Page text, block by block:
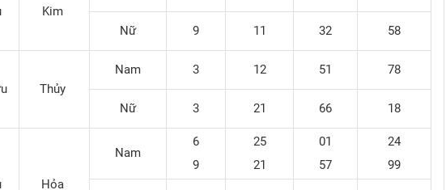
Kim
Nữ 9 11 32 58
Thủy
Nam 3 12 51 78
Nữ 3 21 66 18
Hỏa
Nam
6
9
25
21
01
57
24
99